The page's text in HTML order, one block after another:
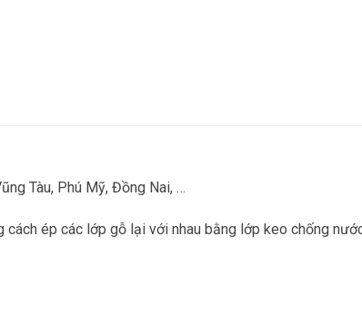
Tàu, Phú Mỹ, Đồng Nai, …
ép các lớp gỗ lại với nhau bằng lớp keo chống